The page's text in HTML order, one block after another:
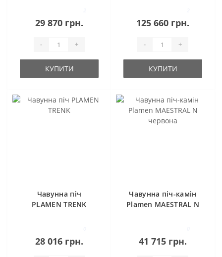
29 870 грн.
- +
КУПИТИ
125 660 грн.
- +
КУПИТИ
Чавунна піч
PLAMEN TRENK
28 016 грн.
Чавунна піч-камін
Plamen MAESTRAL N
41 715 грн.